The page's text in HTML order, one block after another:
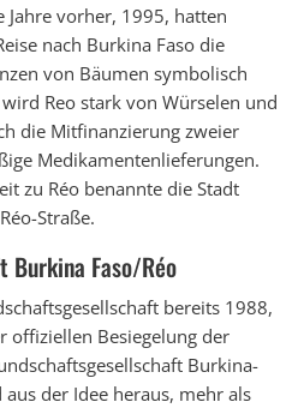
Jahre vorher, 1995, hatten
nach Burkina Faso die
von Bäumen symbolisch
Reo stark von Würselen und
die Mitfinanzierung zweier
Medikamentenlieferungen.
zu Réo benannte die Stadt
Straße.
Burkina Faso/Réo
bereits 1988,
offiziellen Besiegelung der
Burkina-
der Idee heraus, mehr als